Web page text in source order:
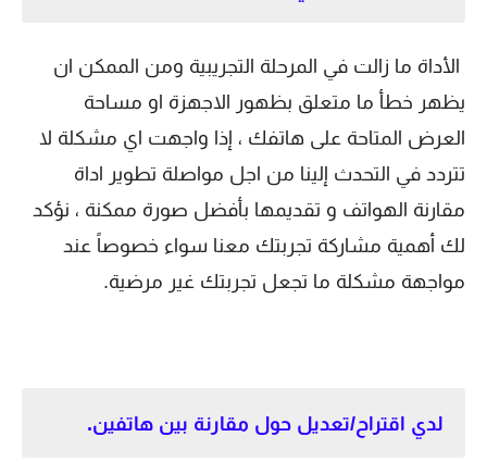
الأداة ما زالت في المرحلة التجريبية ومن الممكن ان
يظهر خطأ ما متعلق بظهور الاجهزة او مساحة
العرض المتاحة على هاتفك ، إذا واجهت اي مشكلة لا
تتردد في التحدث إلينا من اجل مواصلة تطوير اداة
مقارنة الهواتف و تقديمها بأفضل صورة ممكنة ، نؤكد
لك أهمية مشاركة تجربتك معنا سواء خصوصاً عند
مواجهة مشكلة ما تجعل تجربتك غير مرضية.
لدي اقتراح/تعديل حول مقارنة بين هاتفين.